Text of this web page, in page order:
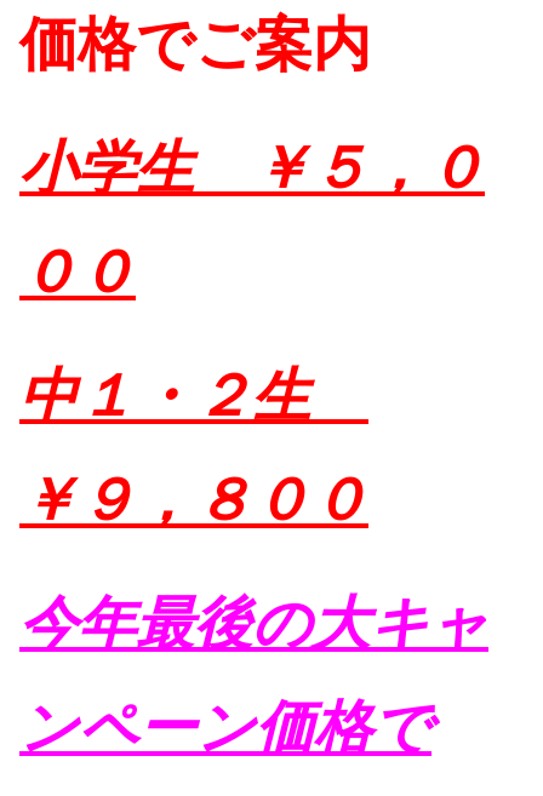
価格でご案内
小学生 ￥５，０
００
中１・２生
￥９，８００
今年最後の大キャ
ンペーン価格で